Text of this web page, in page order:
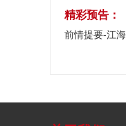
精彩预告：
前情提要-江